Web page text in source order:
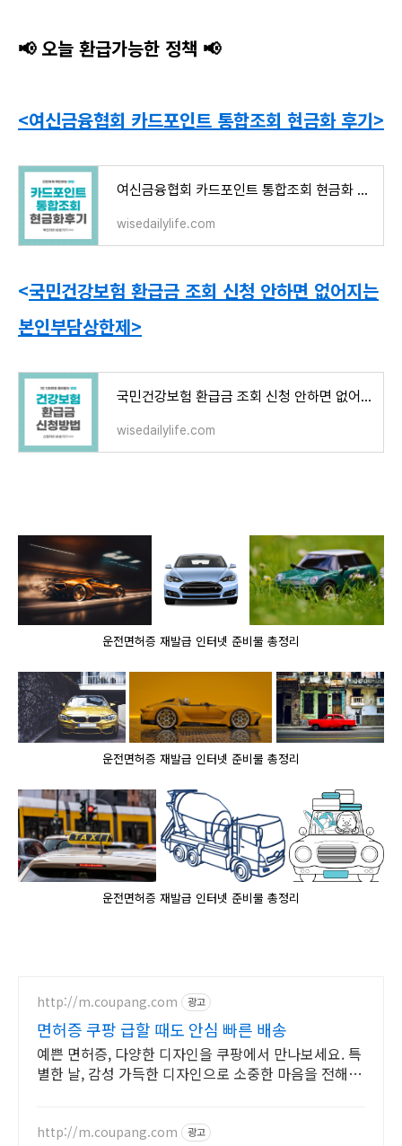
📢 오늘 환급가능한 정책 📢
<여신금융협회 카드포인트 통합조회 현금화 후기>
여신금융협회 카드포인트 통합조회 현금화 후기
wisedailylife.com
<국민건강보험 환급금 조회 신청 안하면 없어지는
본인부담상한제>
국민건강보험 환급금 조회 신청 안하면 없어지는 본인부담상한제
wisedailylife.com
운전면허증 재발급 인터넷 준비물 총정리
운전면허증 재발급 인터넷 준비물 총정리
운전면허증 재발급 인터넷 준비물 총정리
http://m.coupang.com 광고
면허증 쿠팡 급할 때도 안심 빠른 배송
예쁜 면허증, 다양한 디자인을 쿠팡에서 만나보세요. 특
별한 날, 감성 가득한 디자인으로 소중한 마음을 전해보
http://m.coupang.com 광고